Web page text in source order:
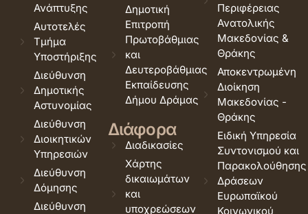
Ανάπτυξης
Αυτοτελές
Τμήμα
Υποστήριξης
Διεύθυνση
Δημοτικής
Αστυνομίας
Διεύθυνση
Διοικητικών
Υπηρεσιών
Διεύθυνση
Δόμησης
Διεύθυνση
Δημοτική
Επιτροπή
Πρωτοβάθμιας
και
Δευτεροβάθμιας
Εκπαίδευσης
Δήμου Δράμας
Διάφορα
Διαδικασίες
Χάρτης
δικαιωμάτων
και
υποχρεώσεων
Περιφέρειας
Ανατολικής
Μακεδονίας &
Θράκης
Αποκεντρωμένη
Διοίκηση
Μακεδονίας -
Θράκης
Ειδική Υπηρεσία
Συντονισμού και
Παρακολούθησης
Δράσεων
Ευρωπαϊκού
Κοινωνικού